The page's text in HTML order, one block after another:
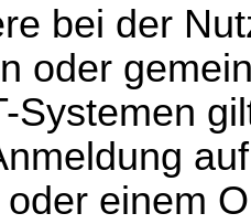
bei der
oder
Systemen
einem